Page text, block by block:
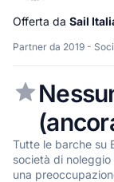
Offerta da Sail
Partner da 2019 -
Tutte le barche su
società di noleggio
una